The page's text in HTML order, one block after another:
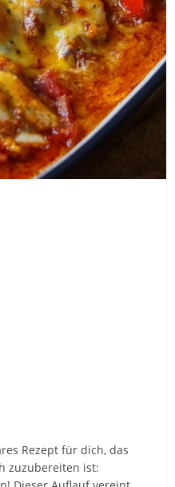
Rezept für dich, das
zuzubereiten ist: